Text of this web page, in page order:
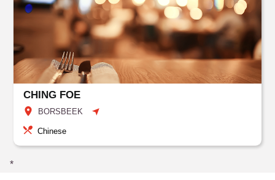
CHING FOE
BORSBEEK
Chinese
*